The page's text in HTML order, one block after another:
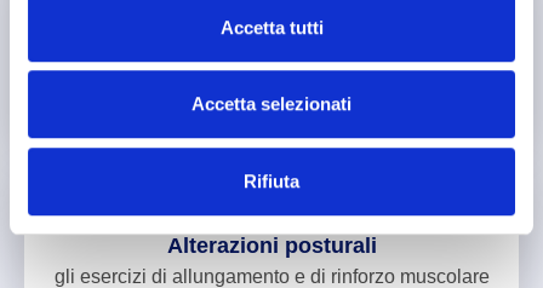
Accetta tutti
Accetta selezionati
Rifiuta
Instabilità articolare
gli esercizi di propriocezione aiutano a migliorare la
stabilità articolare e ridurre il rischio di recidive.
Alterazioni posturali
gli esercizi di allungamento e di rinforzo muscolare